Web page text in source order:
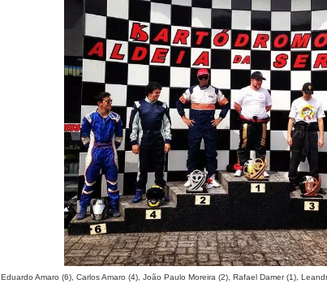
Eduardo Amaro (6), Carlos Amaro (4), João Paulo Moreira (2), Rafael Damer (1),